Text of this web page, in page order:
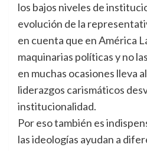
los bajos niveles de
evolución de la
en cuenta que en América
maquinarias políticas y no
en muchas ocasiones lleva
liderazgos carismáticos
institucionalidad.
Por eso también es
las ideologías ayudan a